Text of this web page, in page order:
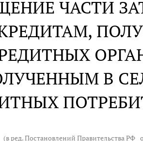
ЧАСТИ
В
(в ред. Постановлений Правительства РФ